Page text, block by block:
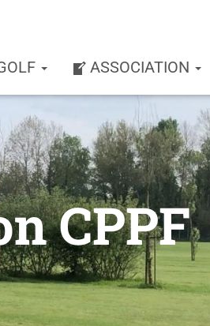
ASSOCIATION
CPPF